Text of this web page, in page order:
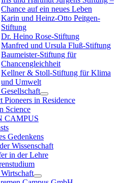
Chance auf ein neues Leben
Karin und Heinz-Otto Peitgen-
Stiftung
Dr. Heino Rose-Stiftung
Manfred und Ursula Fluß-Stiftung
Baumeister-Stiftung für
Chancengleichheit
Kellner & Stoll-Stiftung für Klima
und Umwelt
Pioneers in Residence
Science
CAMPUS
Gedenkens
Wissenschaft
in der Lehre